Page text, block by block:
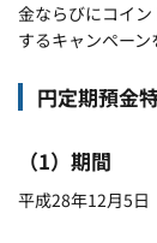
金ならびにコイ
するキャンペーン
円定期預金
（1）期間
平成28年12月5日